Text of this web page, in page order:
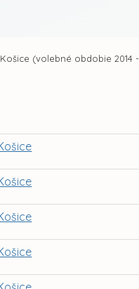
(volebné obdobie 2014 -